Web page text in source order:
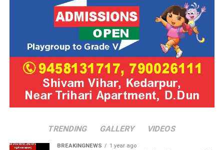
TRENDING GALLERY VIDEOS
BREAKINGNEWS 1 year ago